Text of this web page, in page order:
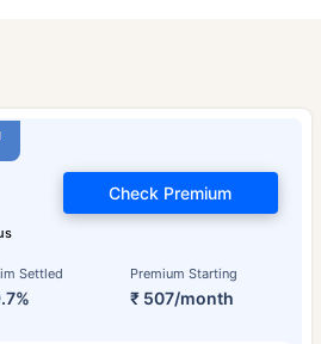
Settled Premium Starting
₹ 507/month
Check Premium